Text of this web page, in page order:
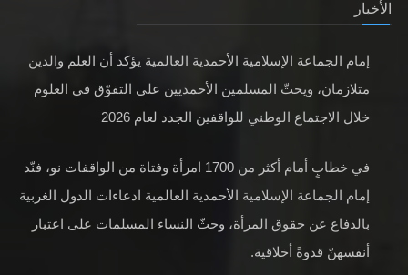
الأخبار
إمام الجماعة الإسلامية الأحمدية العالمية يؤكد أن العلم والدين
متلازمان، ويحثّ المسلمين الأحمديين على التفوّق في العلوم
خلال الاجتماع الوطني للواقفين الجدد لعام 2026
في خطابٍ أمام أكثر من 1700 امرأة وفتاة من الواقفات نو، فنّد
إمام الجماعة الإسلامية الأحمدية العالمية ادعاءات الدول الغربية
بالدفاع عن حقوق المرأة، وحثّ النساء المسلمات على اعتبار
أنفسهنّ قدوةً أخلاقية.